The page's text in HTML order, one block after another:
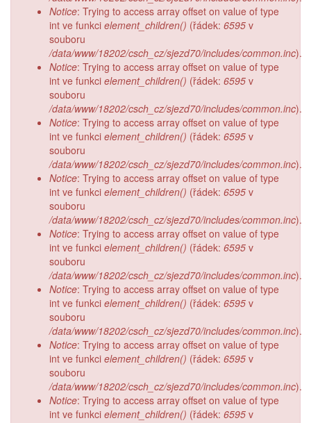
Notice: Trying to access array offset on value of type
int ve funkci element_children() (řádek: 6595 v
souboru
/data/www/18202/csch_cz/sjezd70/includes/common.inc).
Notice: Trying to access array offset on value of type
int ve funkci element_children() (řádek: 6595 v
souboru
/data/www/18202/csch_cz/sjezd70/includes/common.inc).
Notice: Trying to access array offset on value of type
int ve funkci element_children() (řádek: 6595 v
souboru
/data/www/18202/csch_cz/sjezd70/includes/common.inc).
Notice: Trying to access array offset on value of type
int ve funkci element_children() (řádek: 6595 v
souboru
/data/www/18202/csch_cz/sjezd70/includes/common.inc).
Notice: Trying to access array offset on value of type
int ve funkci element_children() (řádek: 6595 v
souboru
/data/www/18202/csch_cz/sjezd70/includes/common.inc).
Notice: Trying to access array offset on value of type
int ve funkci element_children() (řádek: 6595 v
souboru
/data/www/18202/csch_cz/sjezd70/includes/common.inc).
Notice: Trying to access array offset on value of type
int ve funkci element_children() (řádek: 6595 v
souboru
/data/www/18202/csch_cz/sjezd70/includes/common.inc).
Notice: Trying to access array offset on value of type
int ve funkci element_children() (řádek: 6595 v